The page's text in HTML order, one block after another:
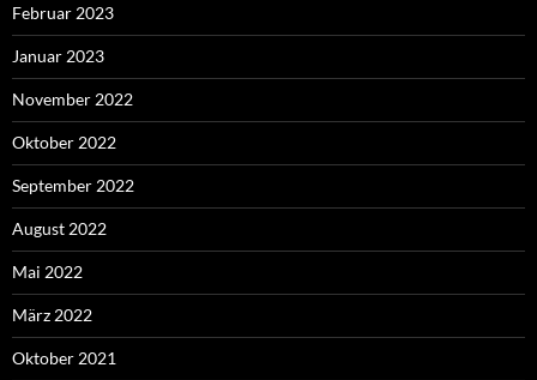
Februar 2023
Januar 2023
November 2022
Oktober 2022
September 2022
August 2022
Mai 2022
März 2022
Oktober 2021